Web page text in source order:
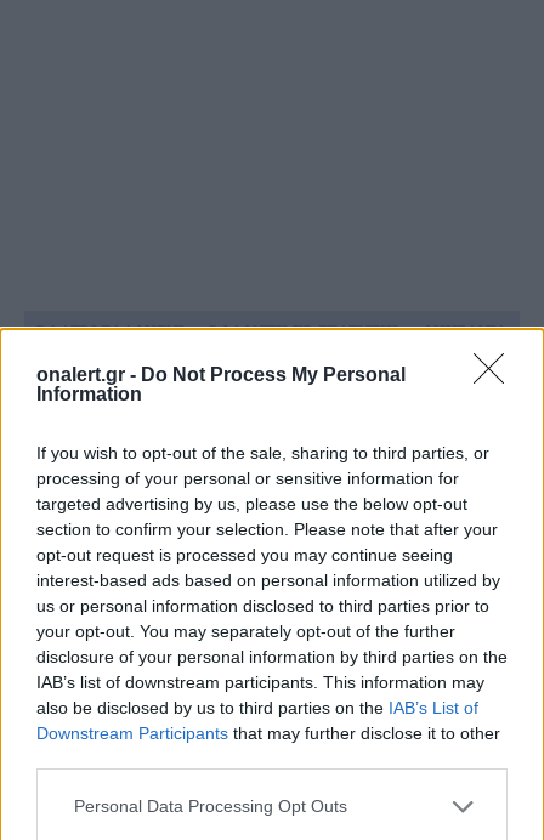
onalert.gr - Do Not Process My Personal
Information
If you wish to opt-out of the sale, sharing to third parties, or
processing of your personal or sensitive information for
targeted advertising by us, please use the below opt-out
section to confirm your selection. Please note that after your
opt-out request is processed you may continue seeing
interest-based ads based on personal information utilized by
us or personal information disclosed to third parties prior to
your opt-out. You may separately opt-out of the further
disclosure of your personal information by third parties on the
IAB’s list of downstream participants. This information may
also be disclosed by us to third parties on the IAB’s List of
Downstream Participants that may further disclose it to other
Personal Data Processing Opt Outs
Διάβασε επίσης
Ακολουθήστε το onalert.gr στοGoogle
News και μάθετε πρώτοι όλες τις ειδήσεις
για την άμυνα.
ΒΑΛΕΡΙ ΖΑΛΟΥΖΝΙ ΒΟΛΟΝΤΙΜΙΡ ΖΕΛΕΝΣΚΙ
ΟΥΚΡΑΝΙΑ
ΟΥΚΡΑΝΙΚΟΣ ΣΤΡΑΤΟΣ